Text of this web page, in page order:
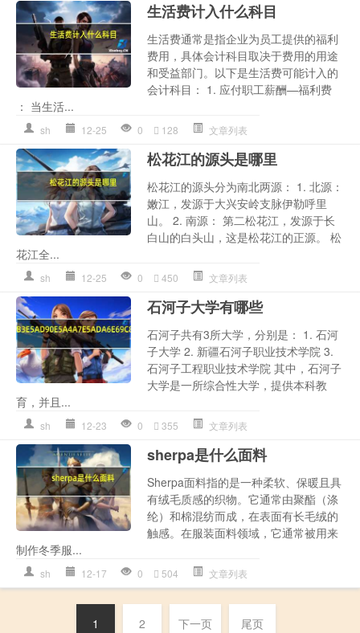
生活费计入什么科目
生活费通常是指企业为员工提供的福利
费用，具体会计科目取决于费用的用途
和受益部门。以下是生活费可能计入的
会计科目： 1. 应付职工薪酬—福利费
： 当生活...
sh 12-25 0 128 文章列表
松花江的源头是哪里
松花江的源头分为南北两源： 1. 北源：
嫩江，发源于大兴安岭支脉伊勒呼里
山。 2. 南源： 第二松花江，发源于长
白山的白头山，这是松花江的正源。 松
花江全...
sh 12-25 0 450 文章列表
石河子大学有哪些
石河子共有3所大学，分别是： 1. 石河
子大学 2. 新疆石河子职业技术学院 3.
石河子工程职业技术学院 其中，石河子
大学是一所综合性大学，提供本科教
育，并且...
sh 12-23 0 355 文章列表
sherpa是什么面料
Sherpa面料指的是一种柔软、保暖且具
有绒毛质感的织物。它通常由聚酯（涤
纶）和棉混纺而成，在表面有长毛绒的
触感。在服装面料领域，它通常被用来
制作冬季服...
sh 12-17 0 504 文章列表
1 2 下一页 尾页